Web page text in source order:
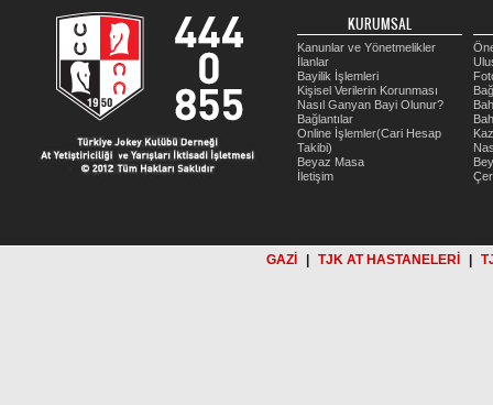
KURUMSAL
Kanunlar ve Yönetmelikler
İlanlar
Bayilik İşlemleri
Kişisel Verilerin Korunması
Nasıl Ganyan Bayi Olunur?
Bağlantılar
Online İşlemler(Cari Hesap
Takibi)
Beyaz Masa
İletişim
GAZİ TJK AT HASTANELERİ